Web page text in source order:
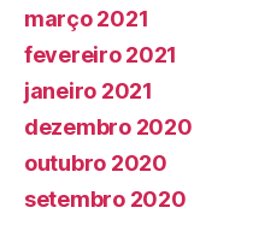
março 2021
fevereiro 2021
janeiro 2021
dezembro 2020
outubro 2020
setembro 2020